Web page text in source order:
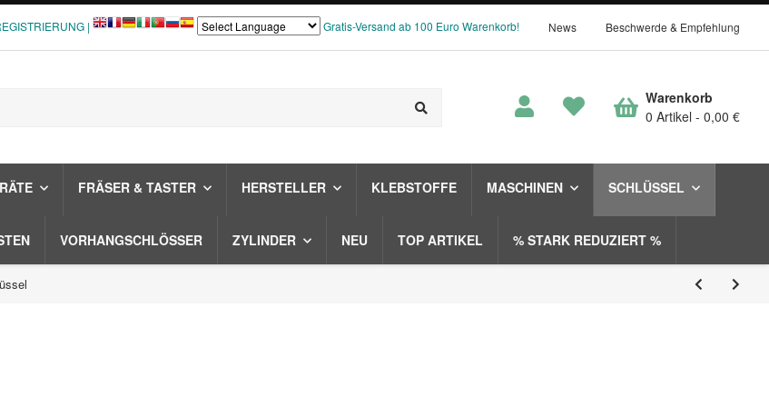
| Gratis-Versand ab 100 Euro Warenkorb! News Beschwerde & Empfehlung
FRÄSER & TASTER HERSTELLER KLEBSTOFFE MASCHINEN SCHLÜSSEL
VORHANGSCHLÖSSER ZYLINDER NEU TOP ARTIKEL % STARK REDUZIERT %
Warenkorb
0 Artikel
0,00 €